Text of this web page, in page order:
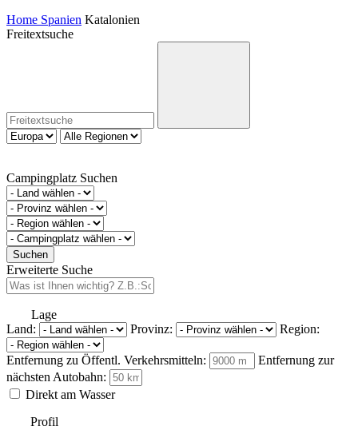
Home Spanien Katalonien
Freitextsuche
Campingplatz Suchen
Erweiterte Suche
Lage
Land:
Provinz: Region:
Entfernung zu Öffentl. Verkehrsmitteln:
Entfernung zur
nächsten Autobahn:
Direkt am Wasser
Profil